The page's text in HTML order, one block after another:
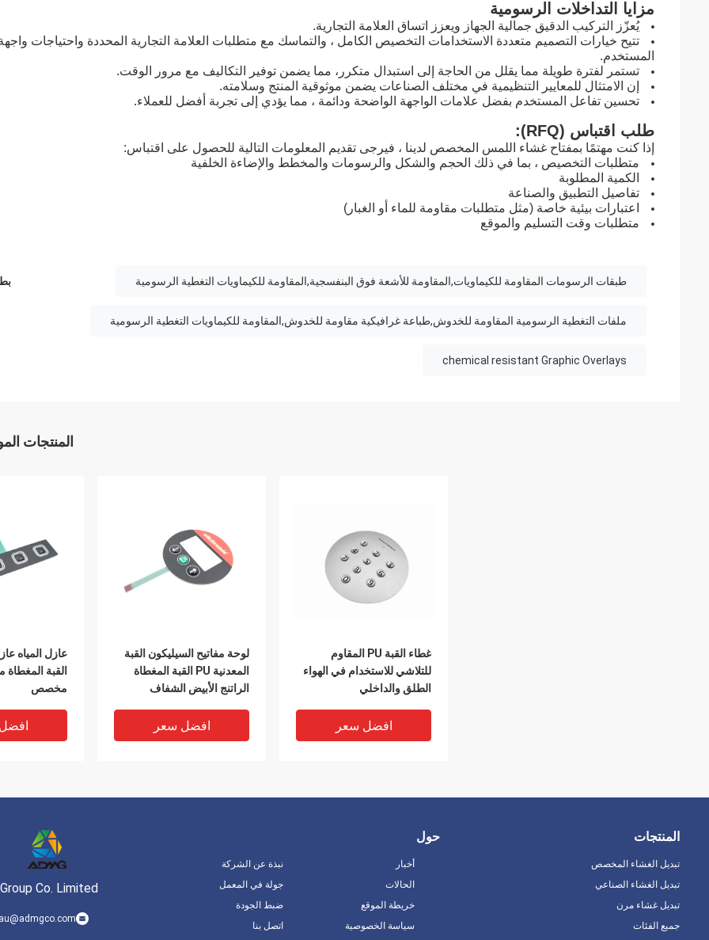
مزايا التداخلات الرسومية
يُعزّز التركيب الدقيق جمالية الجهاز ويعزز اتساق العلامة التجارية.
تتيح خيارات التصميم متعددة الاستخدامات التخصيص الكامل ، والتماسك مع متطلبات العلامة التجارية المحددة واحتياجات
المستخدم.
تستمر لفترة طويلة مما يقلل من الحاجة إلى استبدال متكرر، مما يضمن توفير التكاليف مع مرور الوقت.
إن الامتثال للمعايير التنظيمية في مختلف الصناعات يضمن موثوقية المنتج وسلامته.
تحسين تفاعل المستخدم بفضل علامات الواجهة الواضحة ودائمة ، مما يؤدي إلى تجربة أفضل للعملاء.
طلب اقتباس (RFQ):
إذا كنت مهتمًا بمفتاح غشاء اللمس المخصص لدينا ، فيرجى تقديم المعلومات التالية للحصول على اقتباس:
متطلبات التخصيص ، بما في ذلك الحجم والشكل والرسومات والمخطط والإضاءة الخلفية
الكمية المطلوبة
تفاصيل التطبيق والصناعة
اعتبارات بيئية خاصة (مثل متطلبات مقاومة للماء أو الغبار)
متطلبات وقت التسليم والموقع
طبقات الرسومات المقاومة للكيماويات,المقاومة للأشعة فوق البنفسجية,المقاومة للكيماويات التغطية الرسومية
ملفات التغطية الرسومية المقاومة للخدوش,طباعة غرافيكية مقاومة للخدوش,المقاومة للكيماويات التغطية الرسومية
chemical resistant Graphic Overlays
المنتجات
القبة
مخصص
لوحة مفاتيح السيليكون القبة
المعدنية PU القبة المغطاة
الراتنج الأبيض الشفاف
افضل سعر
غطاء القبة PU المقاوم
للتلاشي للاستخدام في الهواء
الطلق والداخلي
افضل سعر
Co. Limited
حول
نبذة عن الشركة
جولة في المعمل
ضبط الجودة
اتصل بنا
أخبار
الحالات
خريطة الموقع
سياسة الخصوصية
المنتجات
تبديل الغشاء المخصص
تبديل الغشاء الصناعي
تبديل غشاء مرن
جميع الفئات